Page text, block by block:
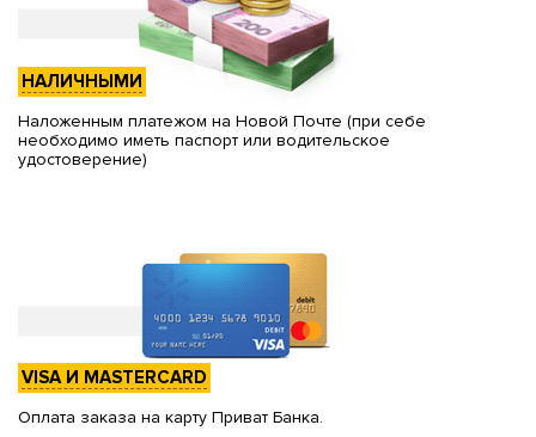
НАЛИЧНЫМИ
Наложенным платежом на Новой Почте (при себе
необходимо иметь паспорт или водительское
удостоверение)
VISA И MASTERCARD
Оплата заказа на карту Приват Банка.